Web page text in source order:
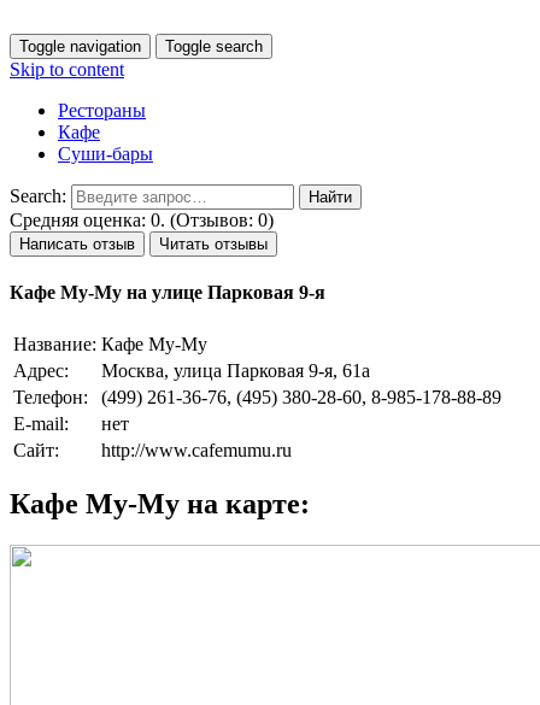
Toggle navigation Toggle search
Skip to content
Рестораны
Кафе
Суши-бары
Search:
Средняя оценка: 0. (Отзывов: 0)
Написать отзыв Читать отзывы
Кафе Му-Му на улице Парковая 9-я
Название: Кафе Му-Му
Адрес:
Москва, улица Парковая 9-я, 61а
Телефон:
(499) 261-36-76, (495) 380-28-60, 8-985-178-88-89
E-mail:
нет
Сайт:
http://www.cafemumu.ru
Кафе Му-Му на карте: